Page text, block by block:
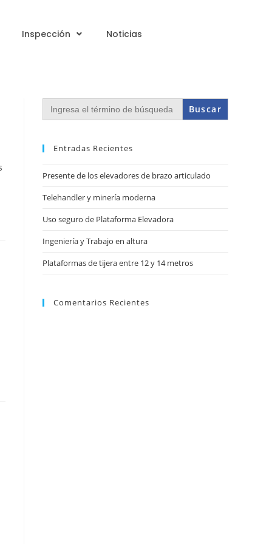
Inspección Noticias
Buscar:
Entradas Recientes
Presente de los elevadores de brazo articulado
Telehandler y minería moderna
Uso seguro de Plataforma Elevadora
Ingeniería y Trabajo en altura
Plataformas de tijera entre 12 y 14 metros
Comentarios Recientes